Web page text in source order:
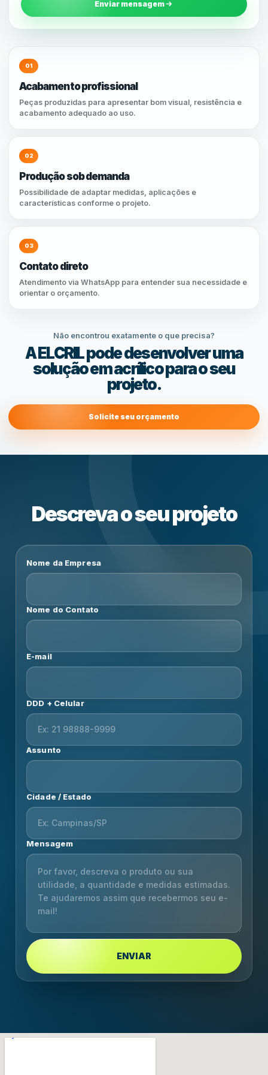
Enviar mensagem
01
Acabamento profissional
Peças produzidas para apresentar bom visual, resistência e
acabamento adequado ao uso.
02
Produção sob demanda
Possibilidade de adaptar medidas, aplicações e
características conforme o projeto.
03
Contato direto
Atendimento via WhatsApp para entender sua necessidade e
orientar o orçamento.
Não encontrou exatamente o que precisa?
A ELCRIL pode desenvolver uma
solução em acrílico para o seu
projeto.
Solicite seu orçamento
Descreva o seu projeto
Nome da Empresa
Nome do Contato
E-mail
DDD + Celular
Assunto
Cidade / Estado
Mensagem
ENVIAR